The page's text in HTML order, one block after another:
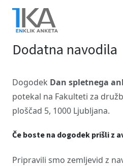
Skip
main
content
Dodatna navodila
Dogodek Dan spletnega
potekal na Fakulteti za
ploščad 5, 1000 Ljubljana.
Če boste na dogodek prišli z
Pripravili smo zemljevid z